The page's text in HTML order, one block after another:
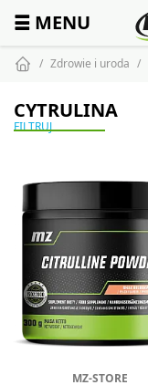
☰ MENU
Zdrowie i uroda
CYTRULINA
FILTRUJ
MZ-STORE